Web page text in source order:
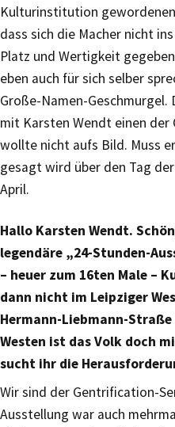
Kulturinstitution
dass sich die Macher nicht
Platz und Wertigkeit
eben auch für sich selber
Große-Namen-
mit Karsten Wendt einen
wollte nicht aufs Bild. Muss
gesagt wird über den Tag
April.
Hallo Karsten Wendt.
legendäre „24-Stunden-
– heuer zum 16ten Male –
dann nicht im Leipziger
Hermann-Liebmann-Straße
Westen ist das Volk doch
sucht ihr die
Wir sind der Gentrification-
Ausstellung war auch